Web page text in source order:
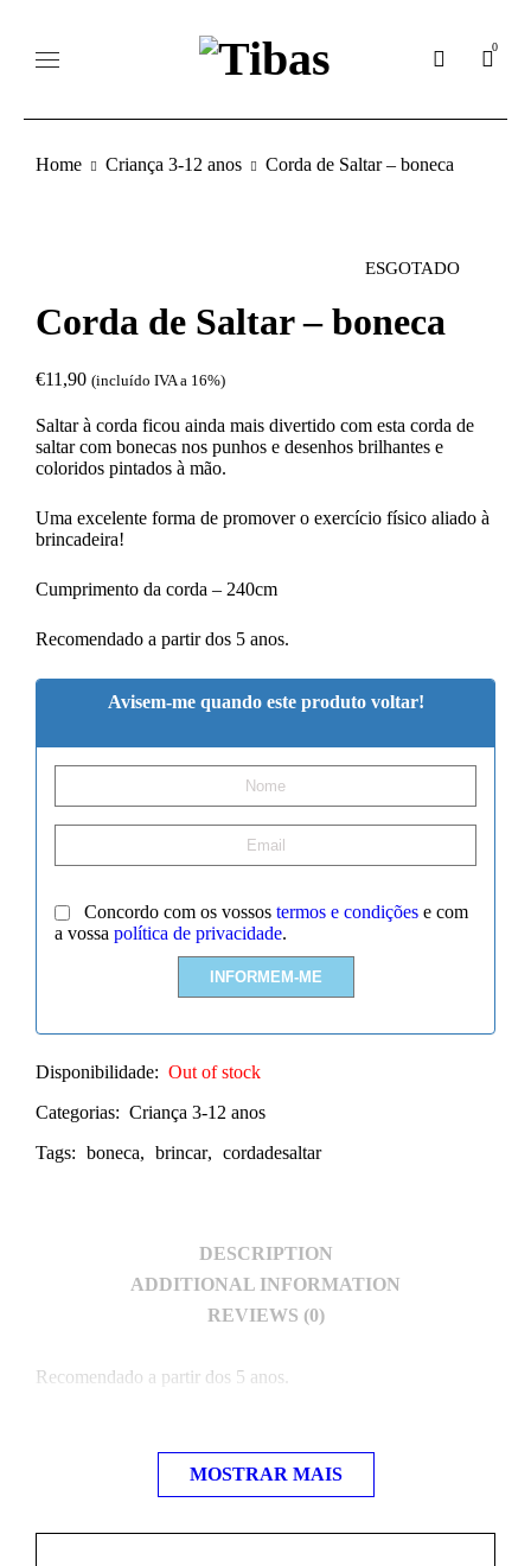
0
Home Criança 3-12 anos Corda de Saltar – boneca
ESGOTADO
Corda de Saltar – boneca
€11,90 (incluído IVA a 16%)
Saltar à corda ficou ainda mais divertido com esta corda de
saltar com bonecas nos punhos e desenhos brilhantes e
coloridos pintados à mão.
Uma excelente forma de promover o exercício físico aliado à
brincadeira!
Cumprimento da corda – 240cm
Recomendado a partir dos 5 anos.
Avisem-me quando este produto voltar!
Concordo com os vossos termos e condições e com
a vossa política de privacidade.
Disponibilidade: Out of stock
Categorias: Criança 3-12 anos
Tags: boneca, brincar, cordadesaltar
DESCRIPTION
ADDITIONAL INFORMATION
REVIEWS (0)
Recomendado a partir dos 5 anos.
MOSTRAR MAIS